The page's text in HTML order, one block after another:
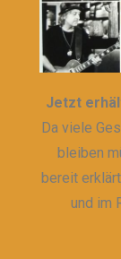
Jetzt
Da viele
bleiben
bereit
und im